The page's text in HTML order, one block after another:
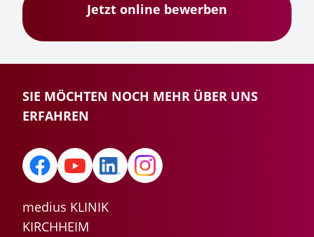
Jetzt online bewerben
SIE MÖCHTEN NOCH MEHR ÜBER UNS
ERFAHREN
medius KLINIK
KIRCHHEIM